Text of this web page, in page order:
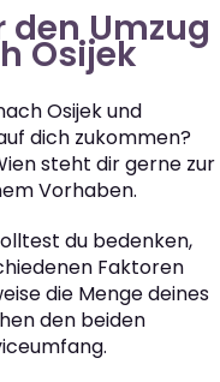
Umzug
Osijek
Osijek und
dich zukommen?
steht dir gerne zur
Vorhaben.
du bedenken,
Faktoren
die Menge deines
den beiden